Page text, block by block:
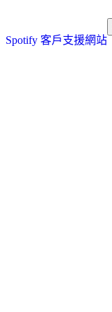
Spotify 客戶支援網站